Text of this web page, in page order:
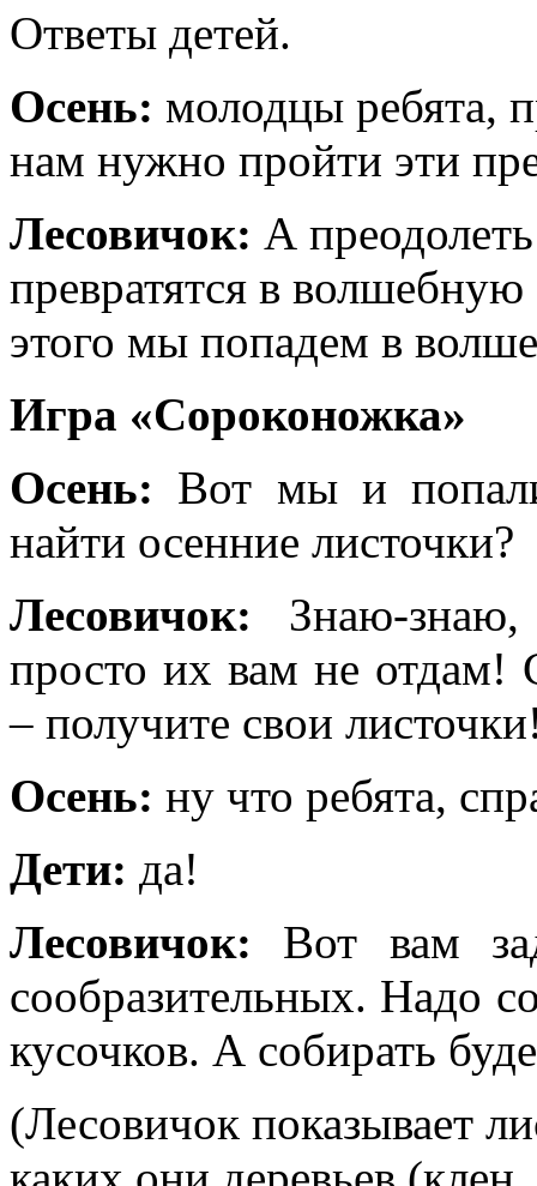
Ответы детей.
Осень: молодцы ребята,
нам нужно пройти эти
Лесовичок: А
превратятся в
этого мы попадем в
Игра «Сороконожка»
Осень: Вот мы и
найти осенние листочки?
Лесовичок: Знаю-
просто их вам не отдам!
– получите свои
Осень: ну что ребята,
Дети: да!
Лесовичок: Вот вам
сообразительных. Надо
кусочков. А собирать
(Лесовичок показывает